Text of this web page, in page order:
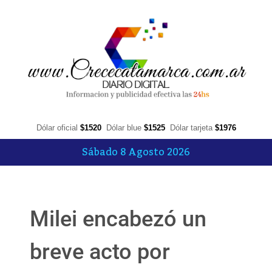
Dólar oficial $1520 Dólar blue $1525 Dólar tarjeta $1976
Sábado 8 Agosto 2026
Milei encabezó un
breve acto por